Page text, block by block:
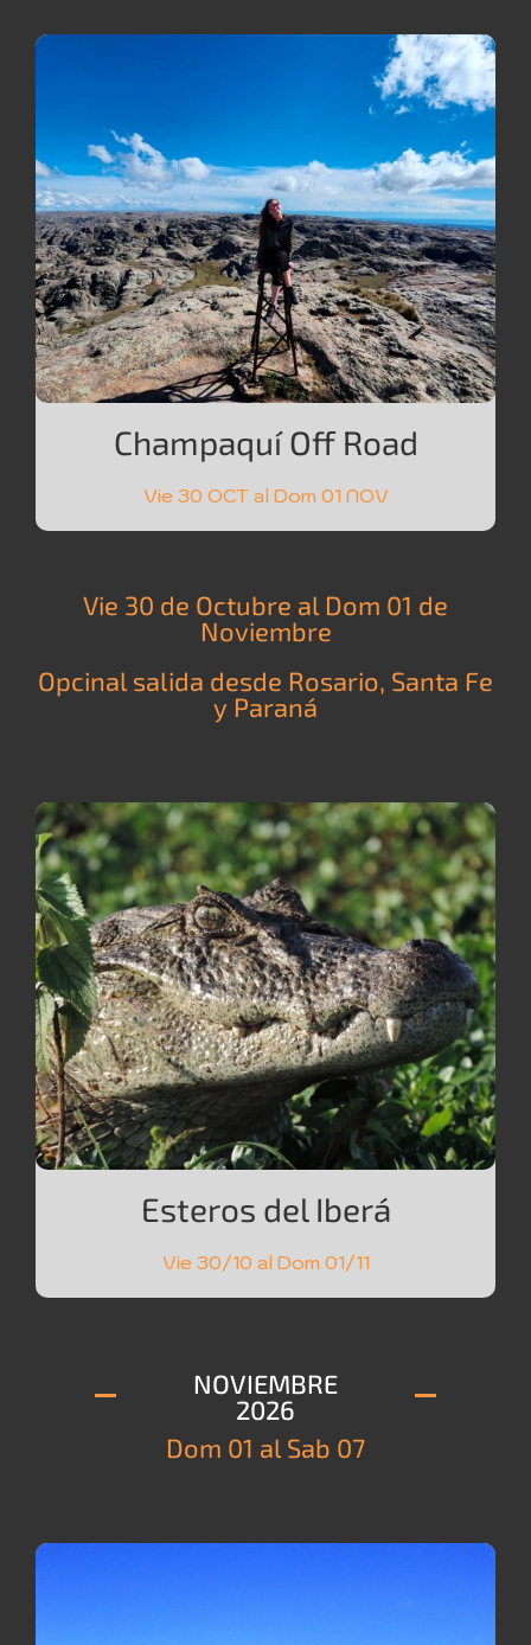
Champaquí Off Road
Vie 30 OCT al Dom 01 NOV
Vie 30 de Octubre al Dom 01 de
Noviembre
Opcinal salida desde Rosario, Santa Fe
y Paraná
Esteros del Iberá
Vie 30/10 al Dom 01/11
NOVIEMBRE
2026
Dom 01 al Sab 07